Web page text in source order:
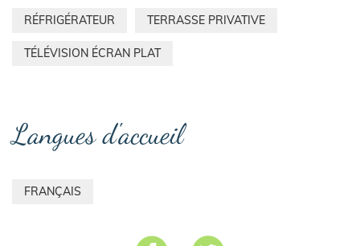
RÉFRIGÉRATEUR TERRASSE PRIVATIVE
TÉLÉVISION ÉCRAN PLAT
Langues d'accueil
FRANÇAIS